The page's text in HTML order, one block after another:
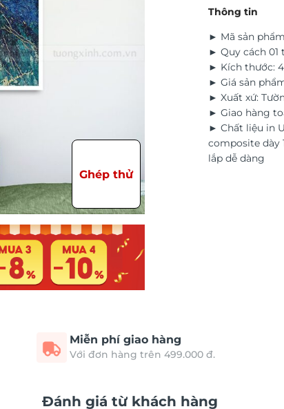
Ghép thử
Thông tin
► Mã sản phẩm
► Quy cách 01
► Kích thước:
► Giá sản
► Xuất xứ:
► Giao hàng
► Chất liệu in
composite dày
lắp dễ dàng
Miễn phí giao hàng
Với đơn hàng trên 499.000 đ.
Đánh giá từ khách hàng